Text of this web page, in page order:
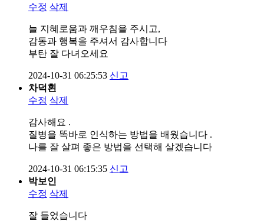
수정 삭제
늘 지혜로움과 깨우침을 주시고,
감동과 행복을 주셔서 감사합니다
부탄 잘 다녀오세요
2024-10-31 06:25:53 신고
차덕횐
수정 삭제
감사해요 .
질병을 똑바로 인식하는 방법을 배웠습니다 .
나를 잘 살펴 좋은 방법을 선택해 살겠습니다
2024-10-31 06:15:35 신고
박보인
수정 삭제
잘 들었습니다